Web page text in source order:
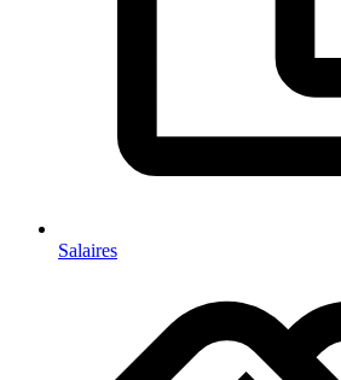
Salaires